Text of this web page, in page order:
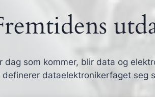
dag som kommer, blir data og
definerer dataelektronikerfaget seg